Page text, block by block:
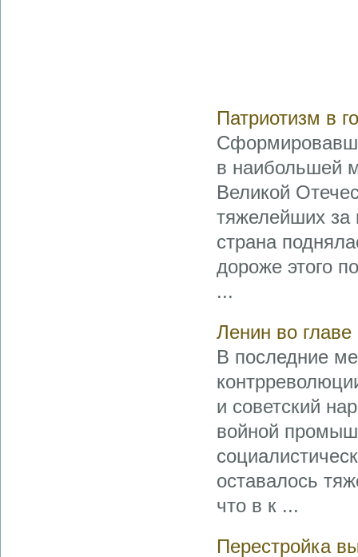
Патриотизм в
в наибольшей
Великой
тяжелейших за
страна
дороже этого
...
Ленин во главе
В последние
и советский
войной
оставалось
что в к ...
Перестройка